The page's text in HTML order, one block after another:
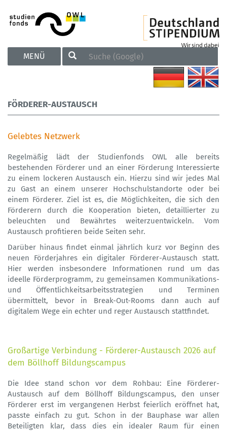
TOGGLE
NAVIGATION
MENÜ
FÖRDERER-AUSTAUSCH
Gelebtes Netzwerk
Regelmäßig lädt der Studienfonds OWL alle bereits
bestehenden Förderer und an einer Förderung Interessierte
zu einem lockeren Austausch ein. Hierzu sind wir jedes Mal
zu Gast an einem unserer Hochschulstandorte oder bei
einem Förderer. Ziel ist es, die Möglichkeiten, die sich den
Förderern durch die Kooperation bieten, detaillierter zu
beleuchten und Bewährtes weiterzuentwickeln. Vom
Austausch profitieren beide Seiten sehr.
Darüber hinaus findet einmal jährlich kurz vor Beginn des
neuen Förderjahres ein digitaler Förderer-Austausch statt.
Hier werden insbesondere Informationen rund um das
ideelle Förderprogramm, zu gemeinsamen Kommunikations-
und Öffentlichkeitsarbeitsstrategien und Terminen
übermittelt, bevor in Break-Out-Rooms dann auch auf
digitalem Wege ein echter und reger Austausch stattfindet.
Großartige Verbindung - Förderer-Austausch 2026 auf
dem Böllhoff Bildungscampus
Die Idee stand schon vor dem Rohbau: Eine Förderer-
Austausch auf dem Böllhoff Bildungscampus, den unser
Förderer erst im vergangenen Herbst feierlich eröffnet hat,
passte einfach zu gut. Schon in der Bauphase war allen
Beteiligten klar, dass dies ein idealer Raum für einen